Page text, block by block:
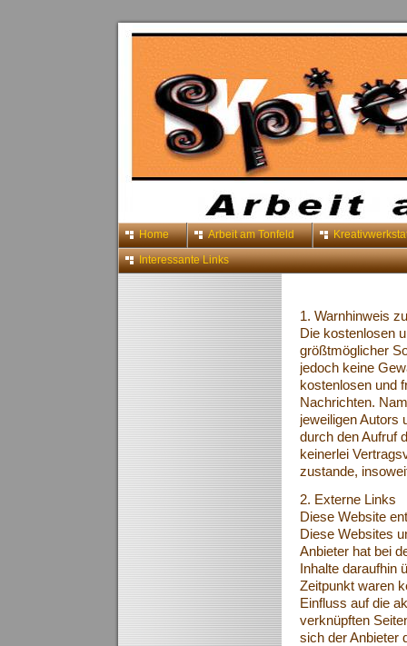
Home Arbeit am Tonfeld
Interessante Links
1. Warnhinweis
Die kostenlosen
größtmöglicher
jedoch keine
kostenlosen und
Nachrichten.
jeweiligen Autors
durch den Aufruf
keinerlei
zustande,
2. Externe Links
Diese Website
Diese Websites
Anbieter hat bei
Inhalte daraufhin
Zeitpunkt waren
Einfluss auf die
verknüpften
sich der Anbieter